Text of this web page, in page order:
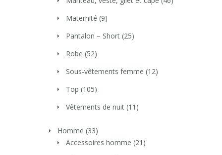
Maternité (9)
Pantalon – Short (25)
Robe (52)
Sous-vêtements femme (12)
Top (105)
Vêtements de nuit (11)
Homme (33)
Accessoires homme (21)